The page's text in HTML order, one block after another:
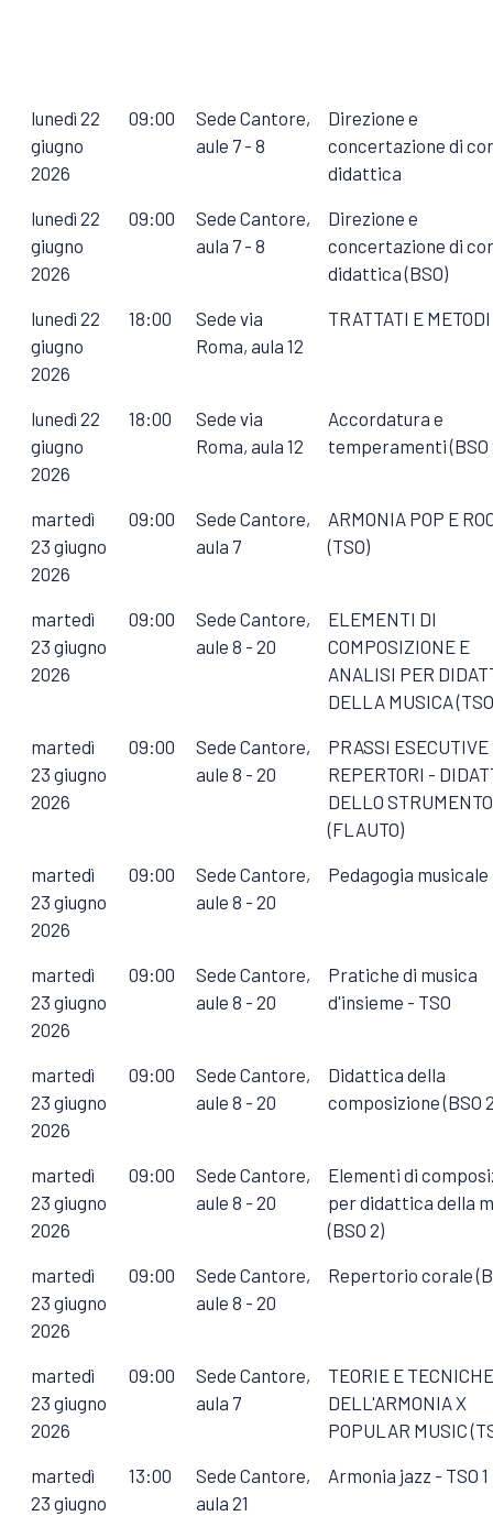
lunedì 22
giugno
2026
09:00
Sede Cantore,
aule 7 - 8
Direzione e
concertazione di
didattica
lunedì 22
giugno
2026
09:00
Sede Cantore,
aula 7 - 8
Direzione e
concertazione di
didattica (BSO)
lunedì 22
giugno
2026
18:00
Sede via
Roma, aula 12
TRATTATI E METODI
lunedì 22
giugno
2026
18:00
Sede via
Roma, aula 12
Accordatura e
temperamenti (BSO
martedì
23 giugno
2026
09:00
Sede Cantore,
aula 7
ARMONIA POP E
(TSO)
martedì
23 giugno
2026
09:00
Sede Cantore,
aule 8 - 20
ELEMENTI DI
COMPOSIZIONE E
ANALISI PER
DELLA MUSICA
martedì
23 giugno
2026
09:00
Sede Cantore,
aule 8 - 20
PRASSI ESECUTIVE
REPERTORI -
DELLO
(FLAUTO)
martedì
23 giugno
2026
09:00
Sede Cantore,
aule 8 - 20
Pedagogia musicale
martedì
23 giugno
2026
09:00
Sede Cantore,
aule 8 - 20
Pratiche di musica
d'insieme - TSO
martedì
23 giugno
2026
09:00
Sede Cantore,
aule 8 - 20
Didattica della
composizione (BSO
martedì
23 giugno
2026
09:00
Sede Cantore,
aule 8 - 20
Elementi di
per didattica della
(BSO 2)
martedì
23 giugno
2026
09:00
Sede Cantore,
aule 8 - 20
Repertorio corale
martedì
23 giugno
2026
09:00
Sede Cantore,
aula 7
TEORIE E TECNICHE
DELL'ARMONIA X
POPULAR MUSIC
martedì
23 giugno
13:00
Sede Cantore,
aula 21
Armonia jazz - TSO 1